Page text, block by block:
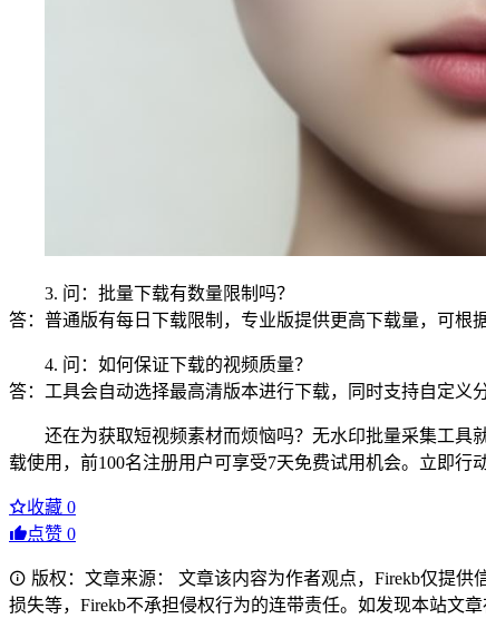
3. 问：批量下载有数量限制吗？
答：普通版有每日下载限制，专业版提供更高下载量，可根
4. 问：如何保证下载的视频质量？
答：工具会自动选择最高清版本进行下载，同时支持自定义
还在为获取短视频素材而烦恼吗？无水印批量采集工具
载使用，前100名注册用户可享受7天免费试用机会。立即行
收藏 0
点赞 0
版权：文章来源： 文章该内容为作者观点，Firekb仅提
损失等，Firekb不承担侵权行为的连带责任。如发现本站文